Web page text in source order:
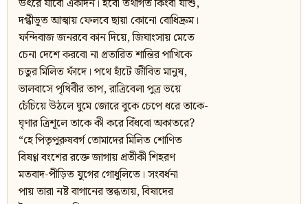
উৎরে যাবো একদিন। হবো তথাগত কিংবা যীশু,
দগ্ধীভূত আত্মায় ফেলবে ছায়া কোনো বোধিদ্রুম।
ফন্দিবাজ জনরবে কান দিয়ে, জিঘাংসায় মেতে
চেনা দেশে করবো না প্রতারিত শান্তির পাখিকে
চতুর মিলিত ফাঁদে। পথে হাঁটে জীবিত মানুষ,
ভালবাসে পৃথিবীর তাপ, রাত্রিবেলা পুত্র ভয়ে
চেঁচিয়ে উঠলে ঘুমে জোরে বুকে চেপে ধরে তাকে-
ঘৃণার ত্রিশূলে তাকে কী করে বিঁধবো অকাতরে?
“হে পিতৃপুরুষবর্গ তোমাদের মিলিত শোণিত
বিষণ্ণ বংশের রক্তে জাগায় প্রতীকী শিহরণ
মতবাদ-পীড়িত যুগের গোধুলিতে। সংবর্ধনা
পায় তারা নষ্ট বাগানের স্তব্ধতায়, বিষাদের